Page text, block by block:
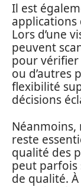
Il est
applications
Lors d’une
peuvent
pour vérifier
ou d’autres
flexibilité
décisions
Néanmoins,
reste
qualité des
peut parfois
de qualité.